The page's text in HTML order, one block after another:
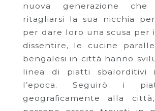
nuova generazione
ritagliarsi la sua nicchia
per dare loro una scusa per
dissentire, le cucine
bengalesi in città hanno
linea di piatti sbalorditivi
l’epoca. Seguirò i
geograficamente alla